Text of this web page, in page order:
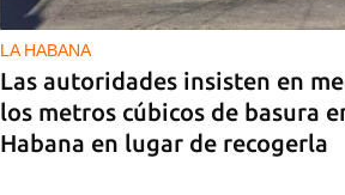
LA HABANA
Las autoridades insisten en
los metros cúbicos de basura
Habana en lugar de recogerla